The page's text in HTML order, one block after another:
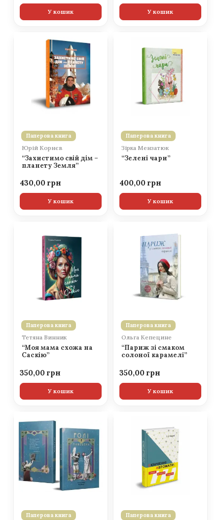
У кошик У кошик
Паперова книга
Юрій Корнєв
“Захистимо свій дім –
планету Земля”
430,00
У кошик
Паперова книга
Зірка Мензатюк
“Зелені чари”
400,00
У кошик
Паперова книга
Тетяна Винник
“Моя мама схожа на
Саскію”
350,00
У кошик
Паперова книга
Ольга Кепецине
“Париж зі смаком
солоної карамелі”
350,00
У кошик
Паперова книга Паперова книга